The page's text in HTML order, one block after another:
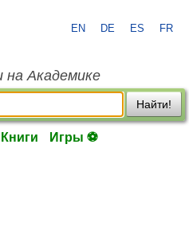
EN DE ES FR
на Академике
Найти!
Книги Игры ⚽